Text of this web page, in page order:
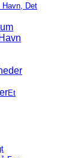
Havn, Det
Et